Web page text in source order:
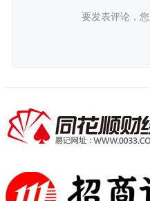
要发表评论，